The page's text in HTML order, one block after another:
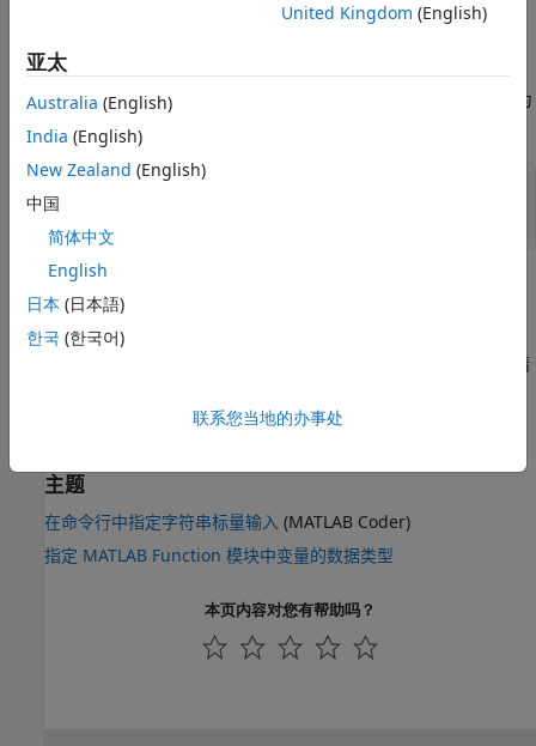
如果将包含多个一元运算符的字符串转换为double，则在
MATLAB 和生成的代码之间可能产生不同结果。以如下函数为
例：
function
out = foo(op)
end
MATLAB 中，结果为
对具有错位逗号（逗号不用作千位分隔符）的字符串进行双精
主题
在命令行中指定字符串标量输入 (MATLAB Coder)
指定 MATLAB Function 模块中变量的数据类型
本页内容对您有帮助吗？
United Kingdom (English)
亚太
Australia (English)
India (English)
New Zealand (English)
中国
简体中文
English
日本 (日本語)
한국 (한국어)
联系您当地的办事处